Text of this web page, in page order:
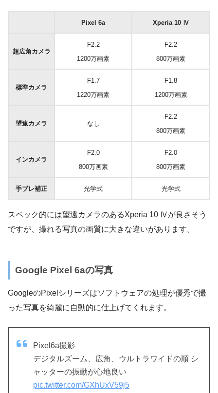
Pixel 6a Xperia 10 Ⅳ
超広角カメラ
F2.2
1200万画素
F2.2
800万画素
標準カメラ
F1.7
1220万画素
F1.8
1200万画素
望遠カメラ なし
F2.2
800万画素
インカメラ
F2.0
800万画素
F2.0
800万画素
手ブレ補正 光学式 光学式
スペック的には望遠カメラのあるXperia 10 Ⅳが良さそう
ですが、撮れる写真の画質に大きな違いがあります。
Google Pixel 6aの写真
GoogleのPixelシリーズはソフトウェアの処理が優秀で撮
った写真を綺麗に自動的に仕上げてくれます。
Pixel6a撮影
デジタルズーム、広角、ウルトラワイドの順 シ
ャッターの振動が心地良い
pic.twitter.com/GXhUxV59j5